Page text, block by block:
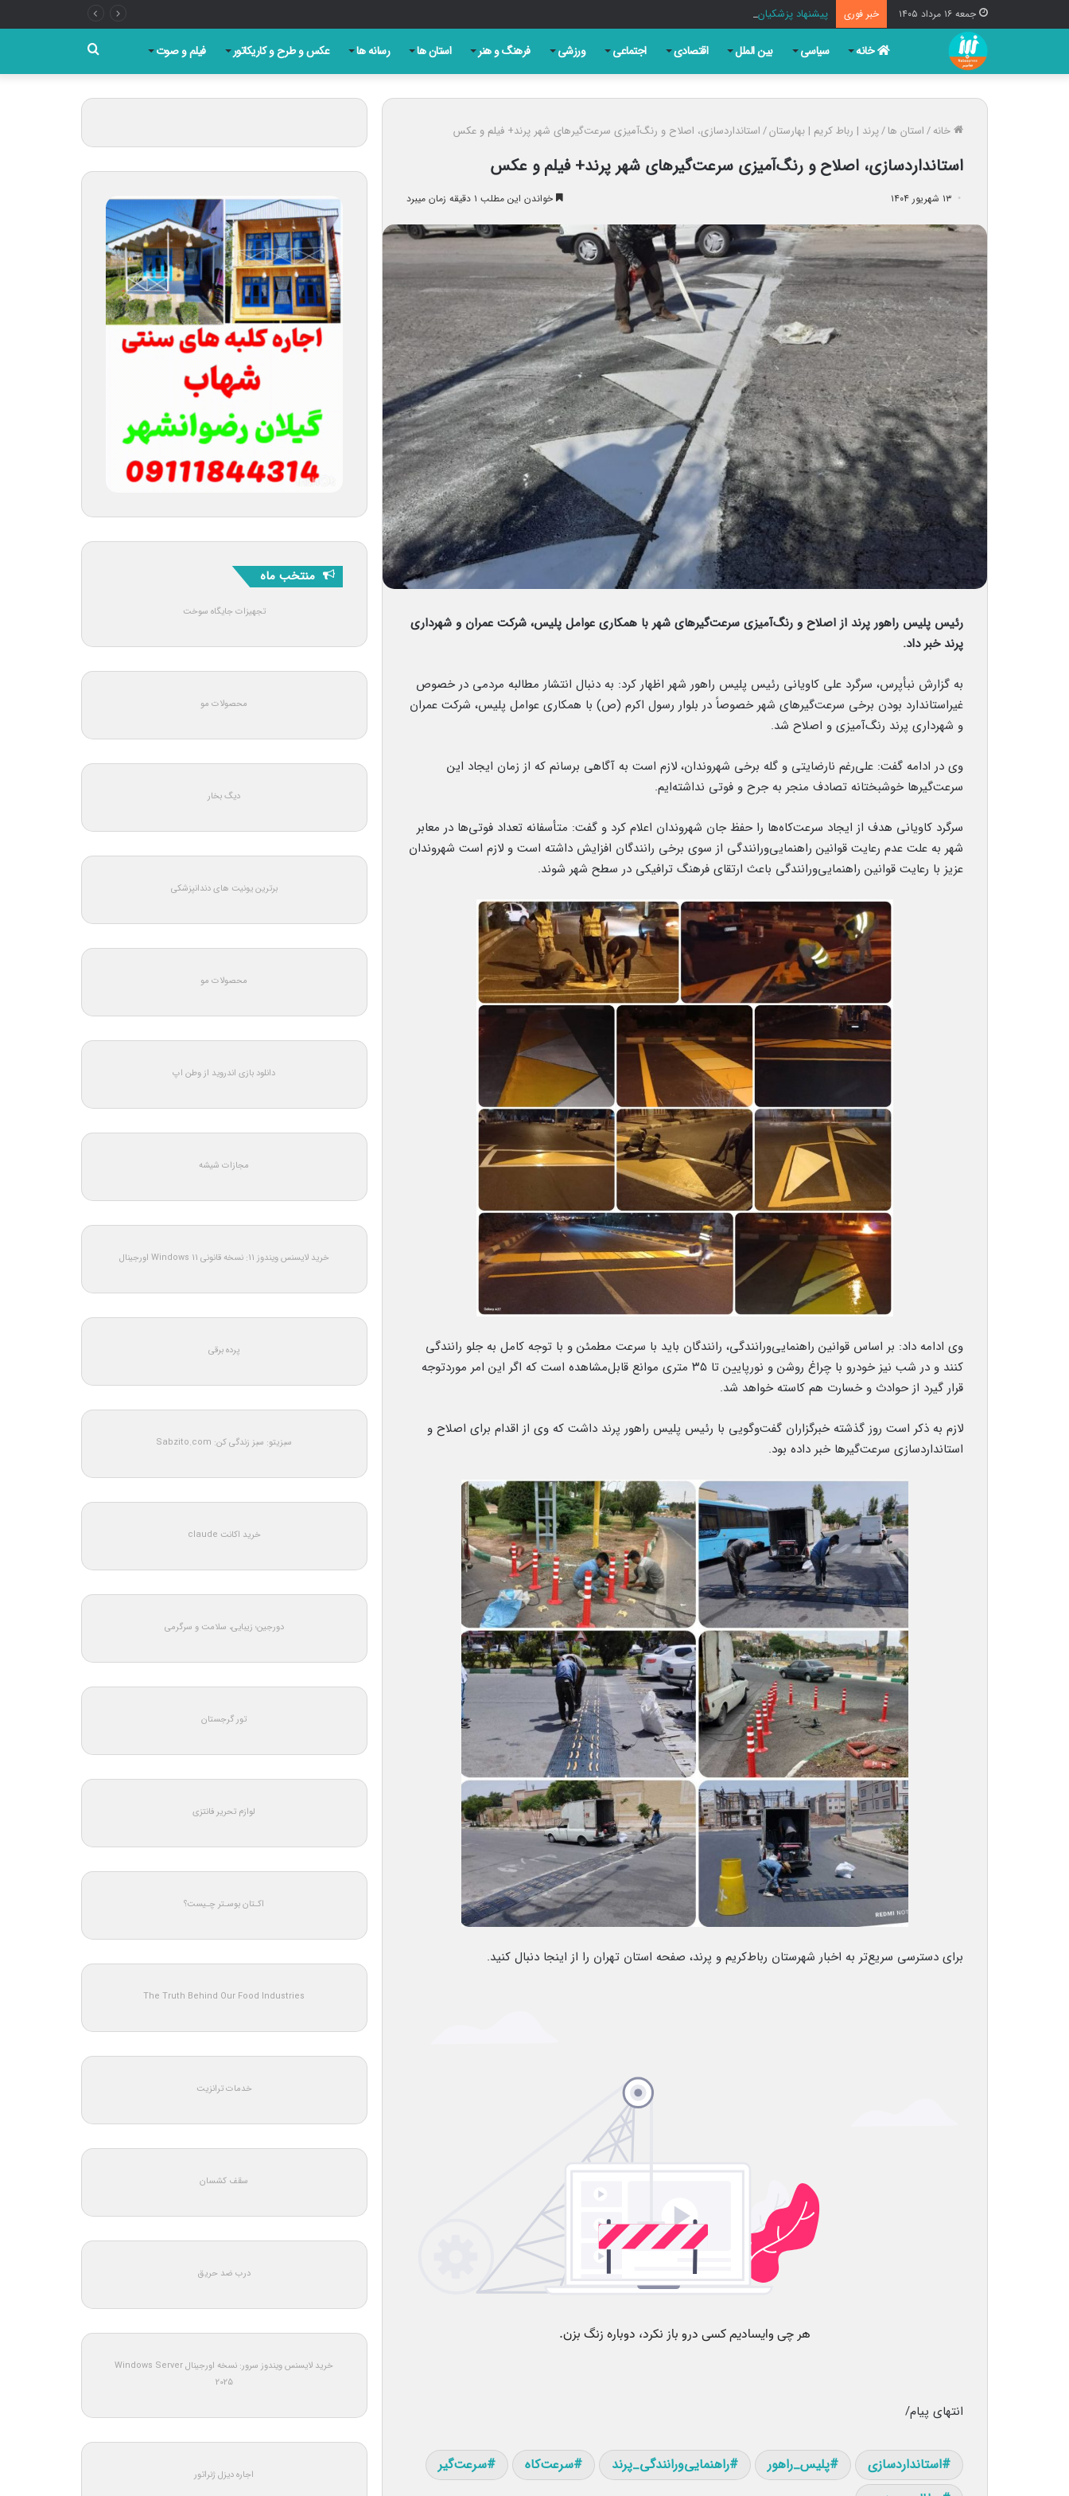
جمعه ۱۶ مرداد ۱۴۰۵ خبر فوری پیشنهاد پزشکیان برای نامگذاری روز تبریز به بهانه سالروز مشروطه
خانه سیاسی بین الملل اقتصادی اجتماعی ورزشی فرهنگ و هنر استان ها رسانه ها عکس و طرح و کاریکاتور فیلم و صوت
برای
خانه/استان ها/پرند | رباط کریم | بهارستان/استانداردسازی، اصلاح و رنگ‌آمیزی سرعت‌گیرهای شهر پرند+ فیلم و عکس
استانداردسازی، اصلاح و رنگ‌آمیزی سرعت‌گیرهای شهر پرند+ فیلم و عکس
۱۳ شهریور ۱۴۰۴ خواندن این مطلب ۱ دقیقه زمان میبرد
رئیس پلیس راهور پرند از اصلاح و رنگ‌آمیزی سرعت‌گیرهای شهر با همکاری عوامل پلیس، شرکت عمران و شهرداری
پرند خبر داد.
به گزارش نبأپرس، سرگرد علی کاویانی رئیس پلیس راهور شهر اظهار کرد: به دنبال انتشار مطالبه مردمی در خصوص
غیراستاندارد بودن برخی سرعت‌گیرهای شهر خصوصاً در بلوار رسول اکرم (ص) با همکاری عوامل پلیس، شرکت عمران
و شهرداری پرند رنگ‌آمیزی و اصلاح شد.
وی در ادامه گفت: علی‌رغم نارضایتی و گله برخی شهروندان، لازم است به آگاهی برسانم که از زمان ایجاد این
سرعت‌گیرها خوشبختانه تصادف منجر به جرح و فوتی نداشته‌ایم.
سرگرد کاویانی هدف از ایجاد سرعت‌کاه‌ها را حفظ جان شهروندان اعلام کرد و گفت: متأسفانه تعداد فوتی‌ها در معابر
شهر به علت عدم رعایت قوانین راهنمایی‌ورانندگی از سوی برخی رانندگان افزایش داشته است و لازم است شهروندان
عزیز با رعایت قوانین راهنمایی‌ورانندگی باعث ارتقای فرهنگ ترافیکی در سطح شهر شوند.
وی ادامه داد: بر اساس قوانین راهنمایی‌ورانندگی، رانندگان باید با سرعت مطمئن و با توجه کامل به جلو رانندگی
کنند و در شب نیز خودرو با چراغ روشن و نورپایین تا ۳۵ متری موانع قابل‌مشاهده است که اگر این امر موردتوجه
قرار گیرد از حوادث و خسارت هم کاسته خواهد شد.
لازم به‌ ذکر است روز گذشته خبرگزاران گفت‌وگویی با رئیس پلیس راهور پرند داشت که وی از اقدام برای اصلاح و
استانداردسازی سرعت‌گیرها خبر داده بود.
برای دسترسی سریع‌تر به اخبار شهرستان رباط‌کریم و پرند، صفحه استان تهران را از اینجا دنبال کنید.
انتهای پیام/
استانداردسازی پلیس_راهور راهنمایی‌و‌رانندگی_پرند سرعت‌کاه
سرعت‌گیر
منتخب ماه
تجهیزات جایگاه سوخت
محصولات مو
دیگ بخار
برترین یونیت های دندانپزشکی
محصولات مو
دانلود بازی اندروید از وطن اپ
مجازات شیشه
خرید لایسنس ویندوز 11: نسخه قانونی Windows 11 اورجینال
پرده برقی
سبزیتو: سبز زندگی کن: Sabzito.com
خرید اکانت claude
دورجین؛ زیبایی، سلامت و سرگرمی
تور گرجستان
لوازم تحریر فانتزی
اکـتان بوسـتر چـیست؟
The Truth Behind Our Food Industries
خدمات ترانزیت
سقف کشسان
درب ضد حریق
خرید لایسنس ویندوز سرور: نسخه اورجینال Windows Server
2025
اجاره دیزل ژنراتور